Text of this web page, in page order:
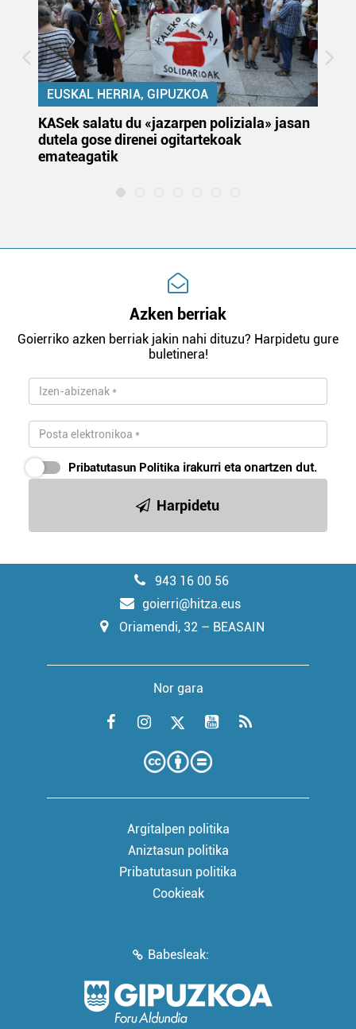
EUSKAL HERRIA, GIPUZKOA
KASek salatu du «jazarpen poliziala» jasan
dutela gose direnei ogitartekoak
emateagatik
Azken berriak
Goierriko azken berriak jakin nahi dituzu? Harpidetu gure
buletinera!
Pribatutasun Politika irakurri eta onartzen dut.
Harpidetu
943 16 00 56
goierri@hitza.eus
Oriamendi, 32 – BEASAIN
Nor gara
Argitalpen politika
Aniztasun politika
Pribatutasun politika
Cookieak
Babesleak: